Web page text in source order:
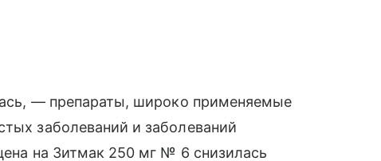
— препараты, широко применяемые
заболеваний и заболеваний
на Зитмак 250 мг № 6 снизилась